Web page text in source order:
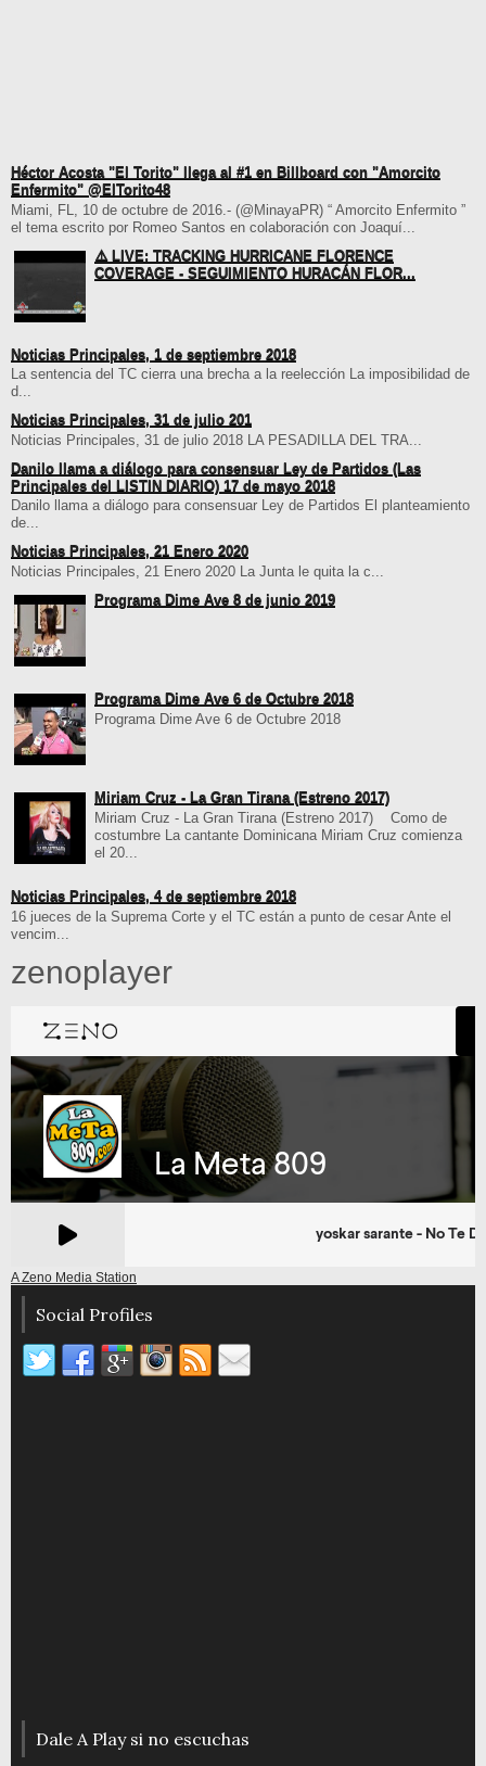
Héctor Acosta "El Torito" llega al #1 en Billboard con "Amorcito
Enfermito" @ElTorito48
Miami, FL, 10 de octubre de 2016.- (@MinayaPR) “ Amorcito Enfermito ”
el tema escrito por Romeo Santos en colaboración con Joaquí...
⚠️ LIVE: TRACKING HURRICANE FLORENCE
COVERAGE - SEGUIMIENTO HURACÁN FLOR...
Noticias Principales, 1 de septiembre 2018
La sentencia del TC cierra una brecha a la reelección La imposibilidad de
d...
Noticias Principales, 31 de julio 201
Noticias Principales, 31 de julio 2018 LA PESADILLA DEL TRA...
Danilo llama a diálogo para consensuar Ley de Partidos (Las
Principales del LISTIN DIARIO) 17 de mayo 2018
Danilo llama a diálogo para consensuar Ley de Partidos El planteamiento
de...
Noticias Principales, 21 Enero 2020
Noticias Principales, 21 Enero 2020 La Junta le quita la c...
Programa Dime Ave 8 de junio 2019
Programa Dime Ave 6 de Octubre 2018
Programa Dime Ave 6 de Octubre 2018
Miriam Cruz - La Gran Tirana (Estreno 2017)
Miriam Cruz - La Gran Tirana (Estreno 2017) Como de
costumbre La cantante Dominicana Miriam Cruz comienza
el 20...
Noticias Principales, 4 de septiembre 2018
16 jueces de la Suprema Corte y el TC están a punto de cesar Ante el
vencim...
zenoplayer
A Zeno Media Station
Social Profiles
Dale A Play si no escuchas